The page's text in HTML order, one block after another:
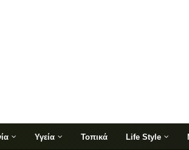
Υγεία Τοπικά Life Style